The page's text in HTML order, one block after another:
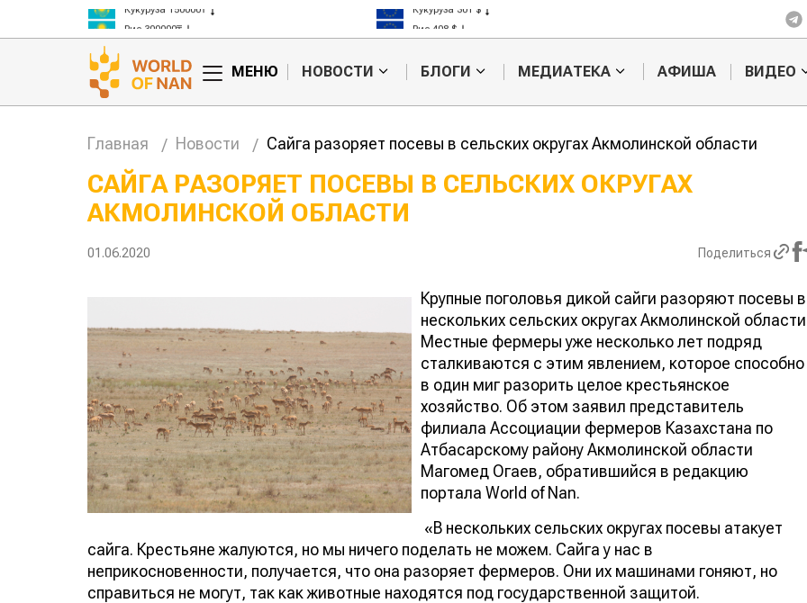
Кукуруза 150000₸
Рис 300000₸
Пшеница 3 класс 125000₸
Кукуруза 301 $
Рис 408 $
МЕНЮ НОВОСТИ БЛОГИ МЕДИАТЕКА АФИША ВИДЕО
Главная Новости Сайга разоряет посевы в сельских округах Акмолинской области
САЙГА РАЗОРЯЕТ ПОСЕВЫ В СЕЛЬСКИХ ОКРУГАХ
АКМОЛИНСКОЙ ОБЛАСТИ
01.06.2020 Поделиться
Крупные поголовья дикой сайги разоряют посевы в
нескольких сельских округах Акмолинской
Местные фермеры уже несколько лет подряд
сталкиваются с этим явлением, которое способно
в один миг разорить целое крестьянское
хозяйство. Об этом заявил представитель
филиала Ассоциации фермеров Казахстана по
Атбасарскому району Акмолинской области
Магомед Огаев, обратившийся в редакцию
портала World of Nan.
«В нескольких сельских округах посевы атакует
сайга. Крестьяне жалуются, но мы ничего поделать не можем. Сайга у нас в
неприкосновенности, получается, что она разоряет фермеров. Они их машинами гоняют, но
справиться не могут, так как животные находятся под государственной защитой.
Казахстанские
экспорте чечевицы
используют